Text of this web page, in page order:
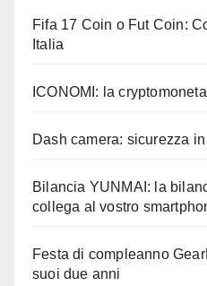
Fifa 17 Coin o Fut Coin:
Italia
ICONOMI: la
Dash camera: sicurezza
Bilancia YUNMAI: la
collega al vostro
Festa di compleanno
suoi due anni